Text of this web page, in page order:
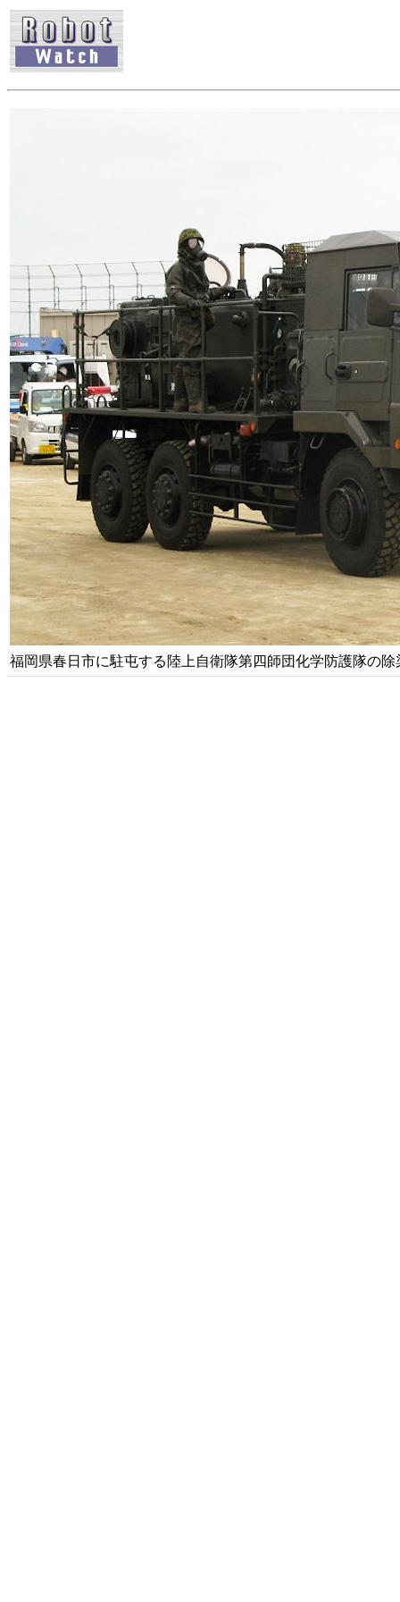
福岡県春日市に駐屯する陸上自衛隊第四師団化学防護隊の